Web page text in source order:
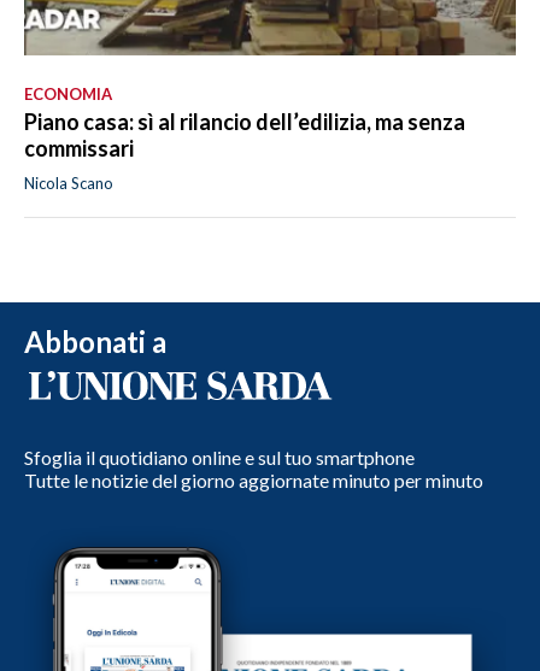
ECONOMIA
Piano casa: sì al rilancio dell’edilizia, ma senza
commissari
Nicola Scano
Abbonati a
Sfoglia il quotidiano online e sul tuo smartphone
Tutte le notizie del giorno aggiornate minuto per minuto